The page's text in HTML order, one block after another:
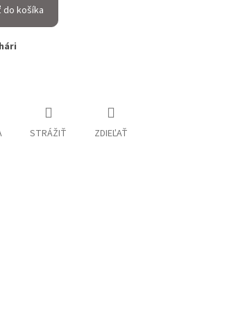
do košíka
STRÁŽIŤ ZDIEĽAŤ